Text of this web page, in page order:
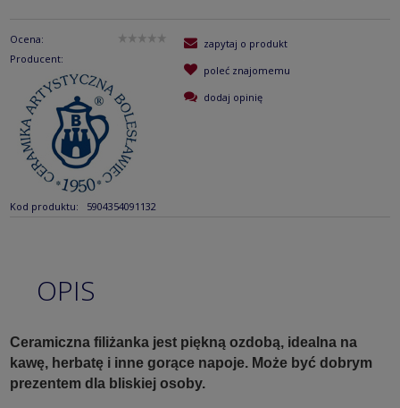
Ocena:
Producent:
Kod produktu: 5904354091132
zapytaj o produkt
poleć znajomemu
dodaj opinię
OPIS
Ceramiczna filiżanka jest piękną ozdobą, idealna na
kawę, herbatę i inne gorące napoje. Może być dobrym
prezentem dla bliskiej osoby.